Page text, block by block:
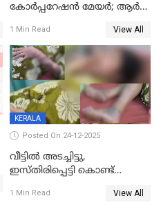
കോര്‍പ്പറേഷന്‍ മേയർ; ആര്‍
1 Min Read View All
KERALA
Posted On 24-12-2025
വീട്ടിൽ അടച്ചിട്ടു,
ഇസ്തിരിപ്പെട്ടി കൊണ്ട്
ഗർഭിണിയായ യുവതിക്ക് ക്രൂര
1 Min Read View All